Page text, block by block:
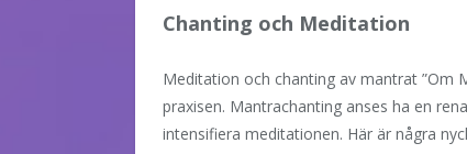
Chanting och Meditation
Meditation och chanting av mantrat ”Om
praxisen. Mantrachanting anses ha en
intensifiera meditationen. Här är några